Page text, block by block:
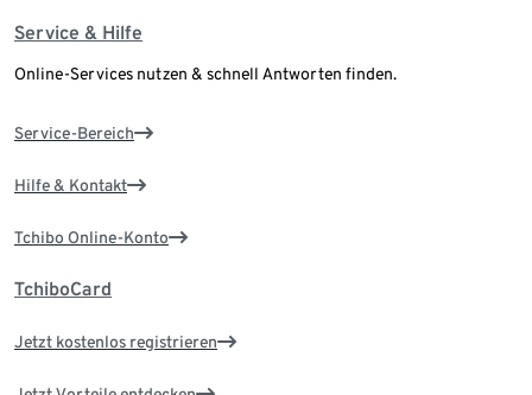
Service & Hilfe
Online-Services nutzen & schnell Antworten finden.
Service-Bereich
Hilfe & Kontakt
Tchibo Online-Konto
TchiboCard
Jetzt kostenlos registrieren